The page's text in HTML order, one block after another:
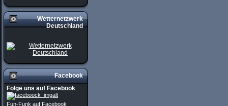
Wetternetzwerk
Deutschland
Facebook
Folge uns auf Facebook
Fun-Funk auf Facebook